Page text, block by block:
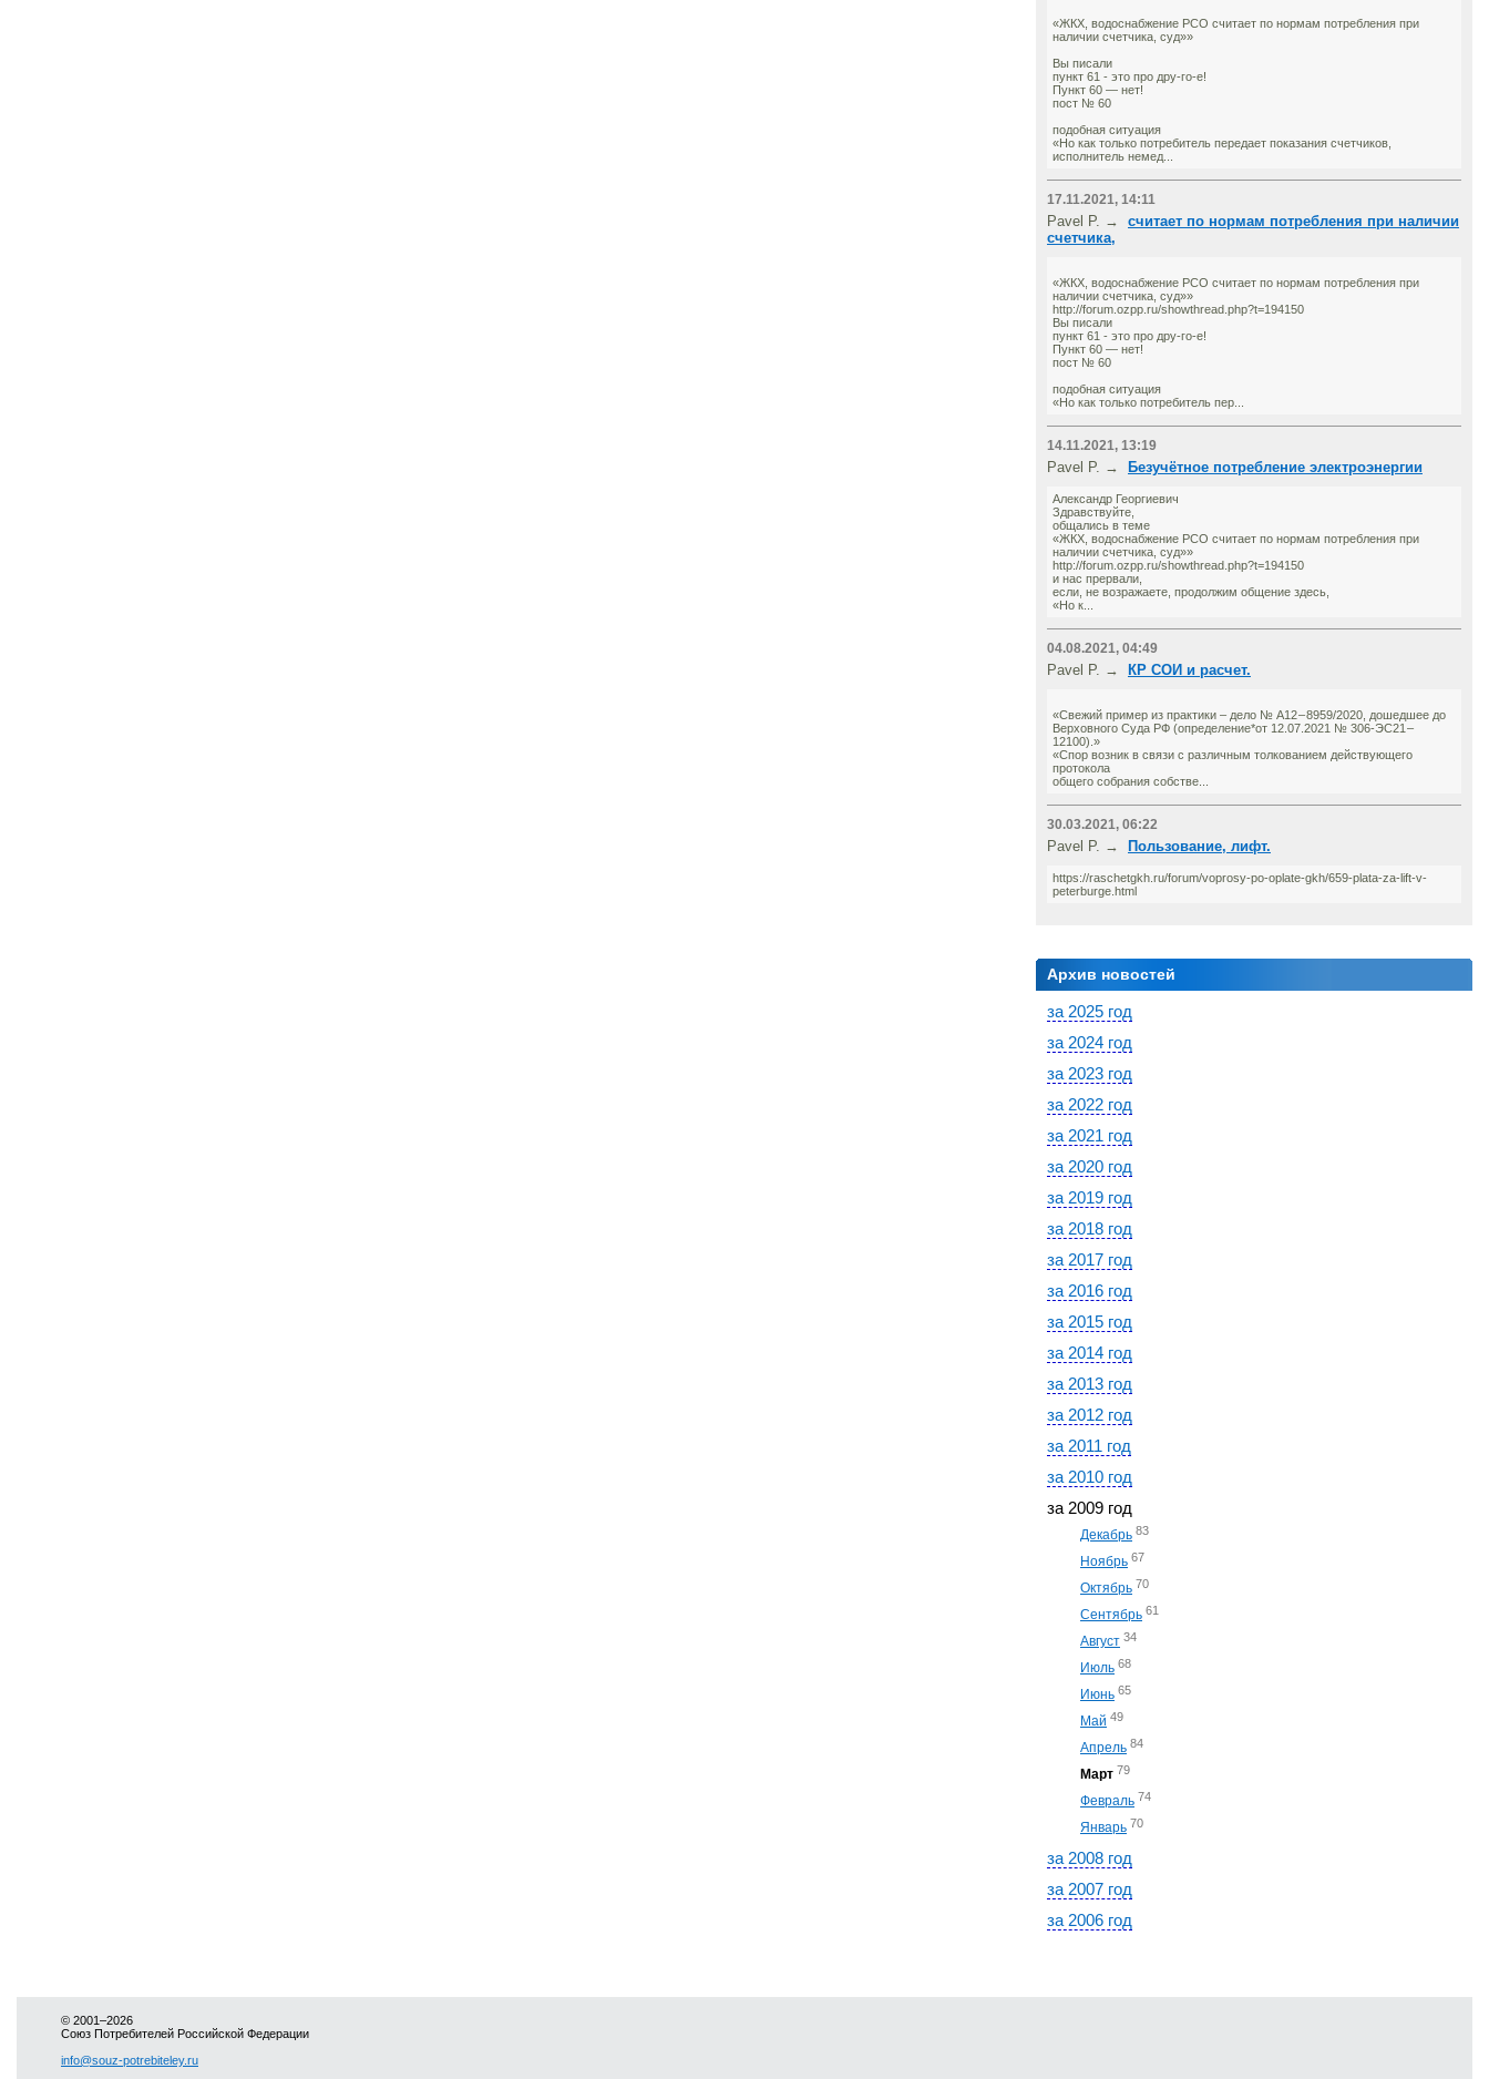
«ЖКХ, водоснабжение РСО считает по нормам потребления при
наличии счетчика, суд»»
Вы писали
пункт 61 - это про дру-го-е!
Пункт 60 — нет!
пост № 60
подобная ситуация
«Но как только потребитель передает показания счетчиков,
исполнитель немед...
17.11.2021, 14:11
Pavel P. → считает по нормам потребления при наличии
счетчика,
«ЖКХ, водоснабжение РСО считает по нормам потребления при
наличии счетчика, суд»»
http://forum.ozpp.ru/showthread.php?t=194150
Вы писали
пункт 61 - это про дру-го-е!
Пункт 60 — нет!
пост № 60
подобная ситуация
«Но как только потребитель пер...
14.11.2021, 13:19
Pavel P. → Безучётное потребление электроэнергии
Александр Георгиевич
Здравствуйте,
общались в теме
«ЖКХ, водоснабжение РСО считает по нормам потребления при
наличии счетчика, суд»»
http://forum.ozpp.ru/showthread.php?t=194150
и нас прервали,
если, не возражаете, продолжим общение здесь,
«Но к...
04.08.2021, 04:49
Pavel P. → КР СОИ и расчет.
«Свежий пример из практики – дело № А12 – 8959/2020, дошедшее до
Верховного Суда РФ (определение*от 12.07.2021 № 306-ЭС21 –
12100).»
«Спор возник в связи с различным толкованием действующего
протокола
общего собрания собстве...
30.03.2021, 06:22
Pavel P. → Пользование, лифт.
https://raschetgkh.ru/forum/voprosy-po-oplate-gkh/659-plata-za-lift-v-
peterburge.html
Архив новостей
за 2025 год
за 2024 год
за 2023 год
за 2022 год
за 2021 год
за 2020 год
за 2019 год
за 2018 год
за 2017 год
за 2016 год
за 2015 год
за 2014 год
за 2013 год
за 2012 год
за 2011 год
за 2010 год
за 2009 год
Декабрь 83
Ноябрь 67
Октябрь 70
Сентябрь 61
Август 34
Июль 68
Июнь 65
Май 49
Апрель 84
Март 79
Февраль 74
Январь 70
за 2008 год
за 2007 год
за 2006 год
© 2001–2026
Союз Потребителей Российской Федерации
info@souz-potrebiteley.ru